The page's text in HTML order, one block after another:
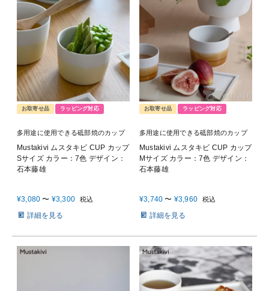
お取寄せ品 ラッピング対応
多用途に使用できる砥部焼のカップ
Mustakivi ムスタキビ CUP カップ
Sサイズ カラー：7色 デザイン：
石本藤雄
¥3,080 〜 ¥3,300 税込
詳細を見る
お取寄せ品 ラッピング対応
多用途に使用できる砥部焼のカップ
Mustakivi ムスタキビ CUP カップ
Mサイズ カラー：7色 デザイン：
石本藤雄
¥3,740 〜 ¥3,960 税込
詳細を見る